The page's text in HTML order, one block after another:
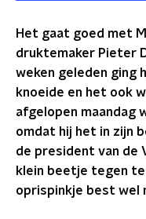
Het gaat goed met
druktemaker Pieter
weken geleden ging
knoeide en het ook
afgelopen maandag
omdat hij het in zijn
de president van de
klein beetje tegen
oprispinkje best wel